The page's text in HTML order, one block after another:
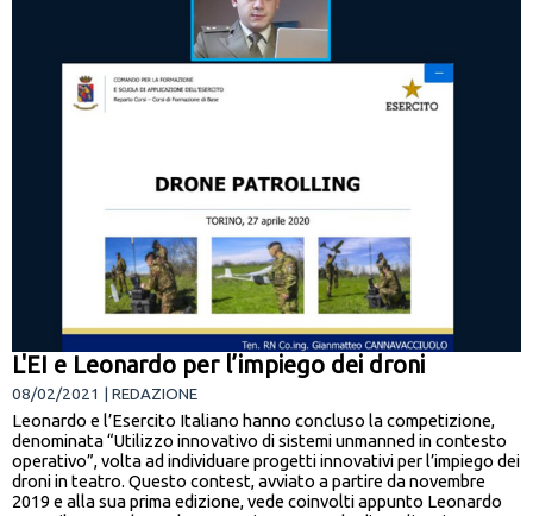
L'EI e Leonardo per l’impiego dei droni
08/02/2021 | REDAZIONE
Leonardo e l’Esercito Italiano hanno concluso la competizione,
denominata “Utilizzo innovativo di sistemi unmanned in contesto
operativo”, volta ad individuare progetti innovativi per l’impiego dei
droni in teatro. Questo contest, avviato a partire da novembre
2019 e alla sua prima edizione, vede coinvolti appunto Leonardo